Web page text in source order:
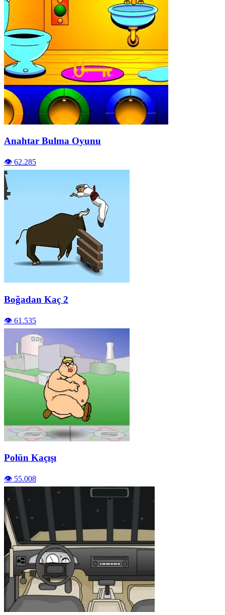
Anahtar Bulma Oyunu
👁️ 62.285
Boğadan Kaç 2
👁️ 61.535
Polün Kaçışı
👁️ 55.008